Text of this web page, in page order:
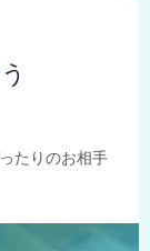
たりのお相手